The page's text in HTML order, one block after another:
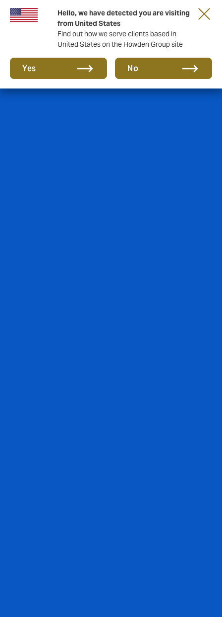
Hello, we have detected you are visiting
from United States
Find out how we serve clients based in
United States on the Howden Group site
Yes No
Tärkeää asiaa sinulle taloyhtiön hallituksen
jäsen!